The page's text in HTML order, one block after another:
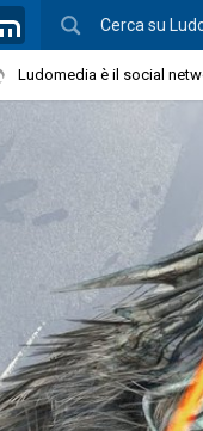
Ludomedia è il social